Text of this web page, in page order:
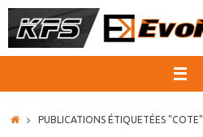
Passer
au
ACCUEIL
PUBLICATIONS ÉTIQUETÉES "COTE"